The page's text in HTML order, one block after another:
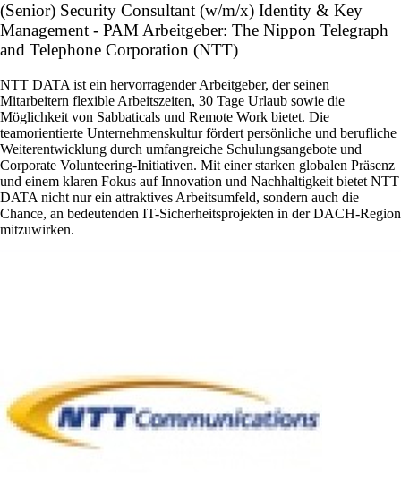
(Senior) Security Consultant (w/m/x) Identity & Key
Management - PAM Arbeitgeber: The Nippon Telegraph
and Telephone Corporation (NTT)
NTT DATA ist ein hervorragender Arbeitgeber, der seinen
Mitarbeitern flexible Arbeitszeiten, 30 Tage Urlaub sowie die
Möglichkeit von Sabbaticals und Remote Work bietet. Die
teamorientierte Unternehmenskultur fördert persönliche und berufliche
Weiterentwicklung durch umfangreiche Schulungsangebote und
Corporate Volunteering-Initiativen. Mit einer starken globalen Präsenz
und einem klaren Fokus auf Innovation und Nachhaltigkeit bietet NTT
DATA nicht nur ein attraktives Arbeitsumfeld, sondern auch die
Chance, an bedeutenden IT-Sicherheitsprojekten in der DACH-Region
mitzuwirken.